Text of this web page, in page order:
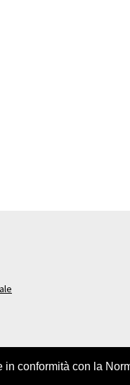
conformità con la